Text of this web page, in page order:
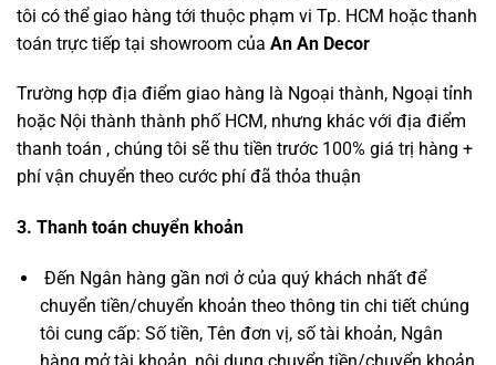
tôi có thể giao hàng tới thuộc phạm vi Tp. HCM hoặc thanh
toán trực tiếp tại showroom của An An Decor
Trường hợp địa điểm giao hàng là Ngoại thành, Ngoại tỉnh
hoặc Nội thành thành phố HCM, nhưng khác với địa điểm
thanh toán , chúng tôi sẽ thu tiền trước 100% giá trị hàng +
phí vận chuyển theo cước phí đã thỏa thuận
3. Thanh toán chuyển khoản
Đến Ngân hàng gần nơi ở của quý khách nhất để
chuyển tiền/chuyển khoản theo thông tin chi tiết chúng
tôi cung cấp: Số tiền, Tên đơn vị, số tài khoản, Ngân